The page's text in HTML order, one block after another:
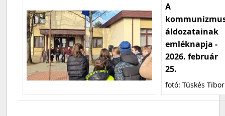
A
áldozatainak
emléknapja -
2026. február
25.
fotó: Tüskés Tibor